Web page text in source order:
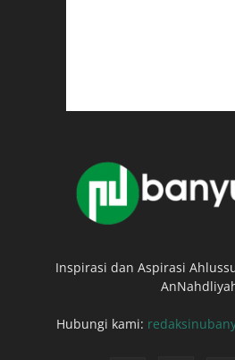
Inspirasi dan Aspirasi
Hubungi kami: